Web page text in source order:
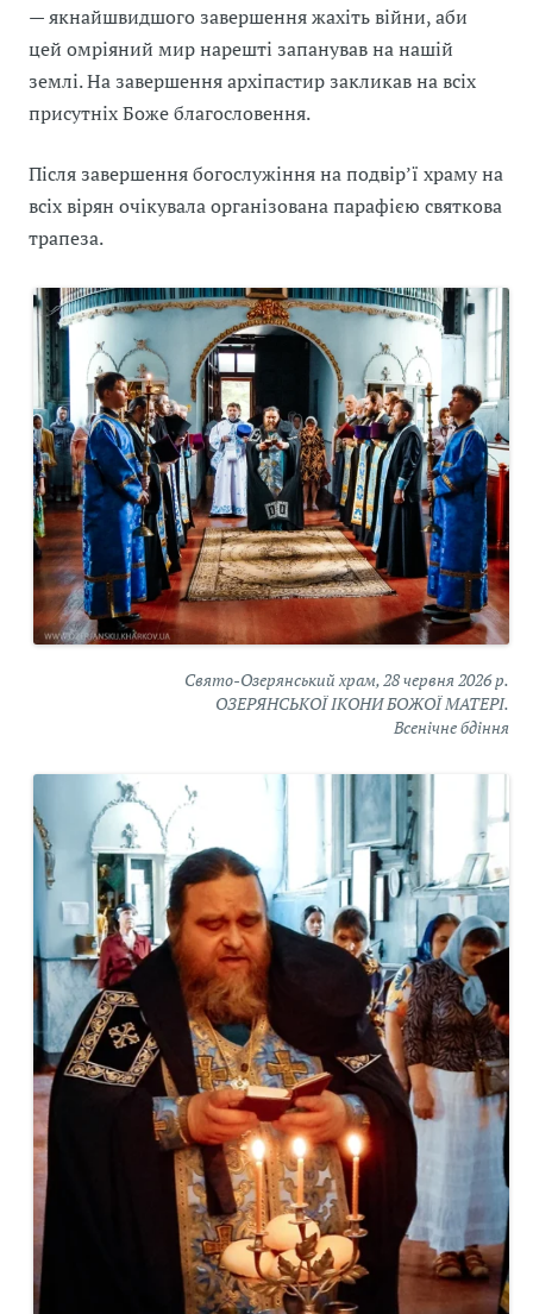
— якнайшвидшого завершення жахіть війни, аби
цей омріяний мир нарешті запанував на нашій
землі. На завершення архіпастир закликав на всіх
присутніх Боже благословення.
Після завершення богослужіння на подвір’ї храму на
всіх вірян очікувала організована парафією святкова
трапеза.
Свято-Озерянський храм, 28 червня 2026 р.
ОЗЕРЯНСЬКОЇ ІКОНИ БОЖОЇ МАТЕРІ.
Всенічне бдіння